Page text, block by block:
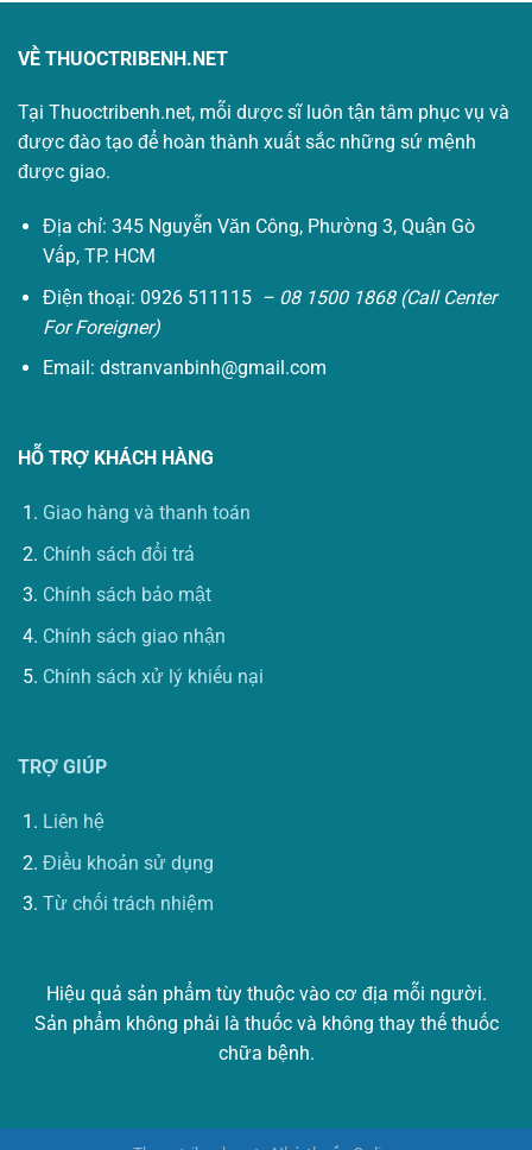
VỀ THUOCTRIBENH.NET
Tại Thuoctribenh.net, mỗi dược sĩ luôn tận tâm phục vụ và
được đào tạo để hoàn thành xuất sắc những sứ mệnh
được giao.
Địa chỉ: 345 Nguyễn Văn Công, Phường 3, Quận Gò
Vấp, TP. HCM
Điện thoại: 0926 511115 – 08 1500 1868 (Call Center
For Foreigner)
Email: dstranvanbinh@gmail.com
HỖ TRỢ KHÁCH HÀNG
Giao hàng và thanh toán
Chính sách đổi trả
Chính sách bảo mật
Chính sách giao nhận
Chính sách xử lý khiếu nại
TRỢ GIÚP
Liên hệ
Điều khoản sử dụng
Từ chối trách nhiệm
Hiệu quả sản phẩm tùy thuộc vào cơ địa mỗi người.
Sản phẩm không phải là thuốc và không thay thế thuốc
chữa bệnh.